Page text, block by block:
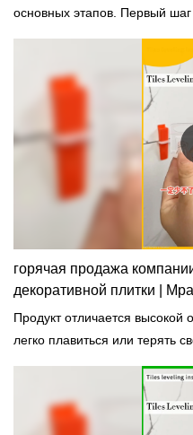
основных этапов. Первый
горячая продажа
декоративной плитки |
Продукт отличается высокой
легко плавиться или терять